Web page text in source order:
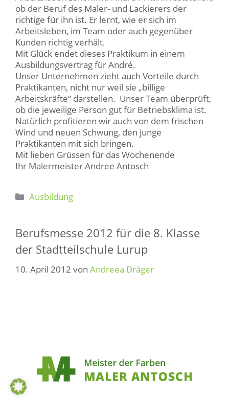
ob der Beruf des Maler- und Lackierers der
richtige für ihn ist. Er lernt, wie er sich im
Arbeitsleben, im Team oder auch gegenüber
Kunden richtig verhält.
Mit Glück endet dieses Praktikum in einem
Ausbildungsvertrag für André.
Unser Unternehmen zieht auch Vorteile durch
Praktikanten, nicht nur weil sie „billige
Arbeitskräfte“ darstellen. Unser Team überprüft,
ob die jeweilige Person gut für Betriebsklima ist.
Natürlich profitieren wir auch von dem frischen
Wind und neuen Schwung, den junge
Praktikanten mit sich bringen.
Mit lieben Grüssen für das Wochenende
Ihr Malermeister Andree Antosch
Kategorien
Ausbildung
Berufsmesse 2012 für die 8. Klasse
der Stadtteilschule Lurup
10. April 2012 von Andreea Dräger